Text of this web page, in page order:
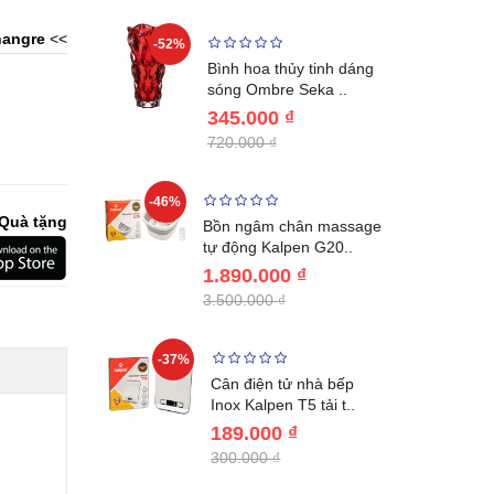
<<
tặng
giữ
Lebenl..
-52%
Bình hoa thủy tinh dáng
sóng Ombre Seka ..
345.000 ₫
720.000 ₫
-46%
Bồn ngâm chân massage
tự động Kalpen G20..
1.890.000 ₫
3.500.000 ₫
-37%
Cân điện tử nhà bếp
Inox Kalpen T5 tải t..
189.000 ₫
300.000 ₫